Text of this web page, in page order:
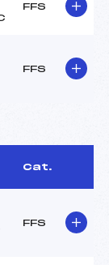
FFS
FFS
Cat.
FFS